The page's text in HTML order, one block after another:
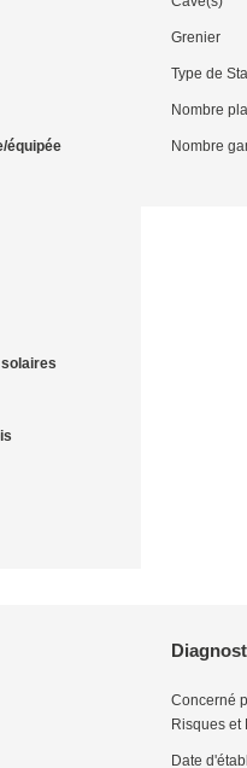
équipée
Grenier
Type de
Nombre
Nombre
Concerné
Risques et
Date